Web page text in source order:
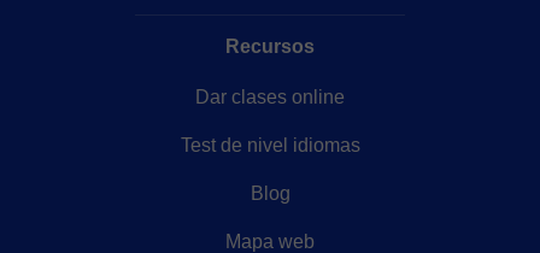
Recursos
Dar clases online
Test de nivel idiomas
Blog
Mapa web